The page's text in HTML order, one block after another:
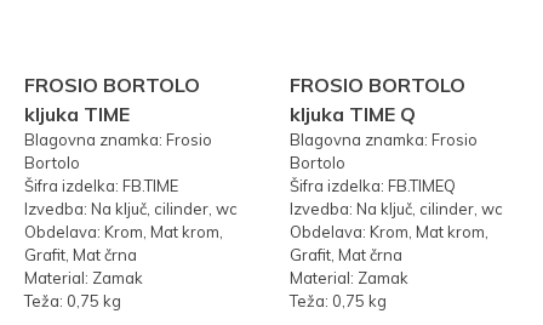
FROSIO BORTOLO
kljuka TIME
Blagovna znamka: Frosio
Bortolo
Šifra izdelka: FB.TIME
Izvedba: Na ključ, cilinder, wc
Obdelava: Krom, Mat krom,
Grafit, Mat črna
Material: Zamak
Teža: 0,75 kg
FROSIO BORTOLO
kljuka TIME Q
Blagovna znamka: Frosio
Bortolo
Šifra izdelka: FB.TIMEQ
Izvedba: Na ključ, cilinder, wc
Obdelava: Krom, Mat krom,
Grafit, Mat črna
Material: Zamak
Teža: 0,75 kg